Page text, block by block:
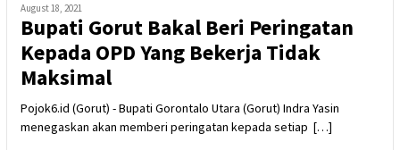
August 18, 2021
Bupati Gorut Bakal Beri Peringatan
Kepada OPD Yang Bekerja Tidak
Maksimal
Pojok6.id (Gorut) - Bupati Gorontalo Utara (Gorut) Indra Yasin
menegaskan akan memberi peringatan kepada setiap […]